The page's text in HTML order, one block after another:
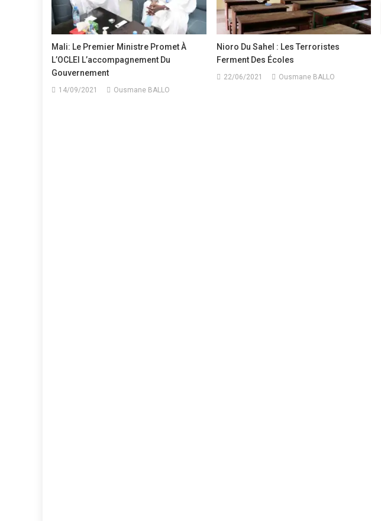
Mali: Le Premier Ministre Promet À
L’OCLEI L’accompagnement Du
Gouvernement
14/09/2021 Ousmane BALLO
Nioro Du Sahel : Les Terroristes
Ferment Des Écoles
22/06/2021 Ousmane BALLO